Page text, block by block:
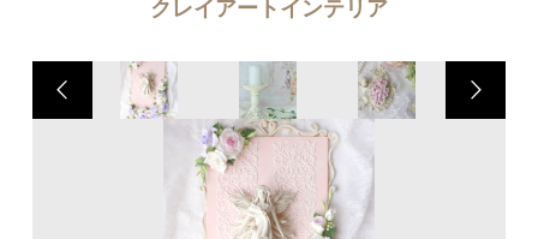
クレイアートインテリア